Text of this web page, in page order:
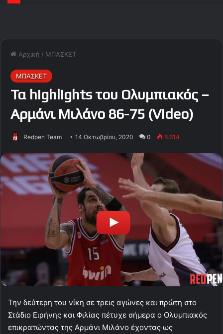
Αρχική / ΜΠΑΣΚΕΤ
ΜΠΑΣΚΕΤ
Τα highlights του Ολυμπιακός –
Αρμάνι Μιλάνο 86-75 (Video)
Redpen Team 14 Οκτωβρίου, 2020 0 6.614
Την δεύτερη του νίκη σε τρεις αγώνες και πρώτη στο
Στάδιο Ειρήνης και Φιλίας πέτυχε σήμερα ο Ολυμπιακός
επικρατώντας της Αρμάνι Μιλάνο έχοντας ως